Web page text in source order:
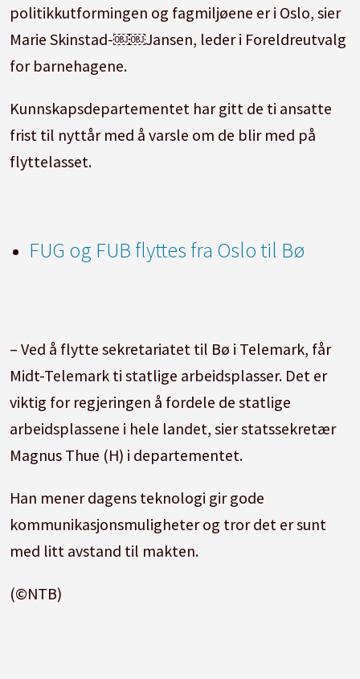
politikkutformingen og fagmiljøene er i Oslo, sier
Marie Skinstad-￼￼Jansen, leder i Foreldreutvalg
for barnehagene.
Kunnskapsdepartementet har gitt de ti ansatte
frist til nyttår med å varsle om de blir med på
flyttelasset.
FUG og FUB flyttes fra Oslo til Bø
– Ved å flytte sekretariatet til Bø i Telemark, får
Midt-Telemark ti statlige arbeidsplasser. Det er
viktig for regjeringen å fordele de statlige
arbeidsplassene i hele landet, sier statssekretær
Magnus Thue (H) i departementet.
Han mener dagens teknologi gir gode
kommunikasjonsmuligheter og tror det er sunt
med litt avstand til makten.
(©NTB)